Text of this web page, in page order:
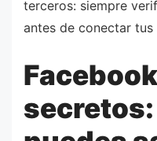
terceros: siempre
antes de conectar tus